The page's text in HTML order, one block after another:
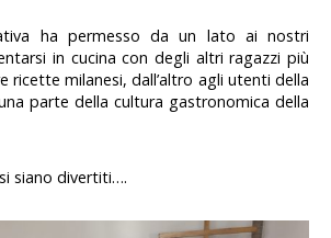
ha permesso da un lato ai nostri
in cucina con degli altri ragazzi più
ricette milanesi, dall’altro agli utenti della
parte della cultura gastronomica della
siano divertiti….